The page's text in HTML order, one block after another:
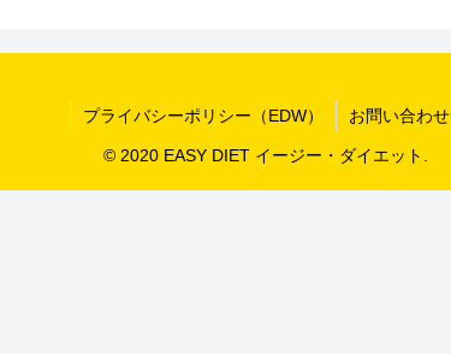
プライバシーポリシー（EDW） お問い合わせ
© 2020 EASY DIET イージー・ダイエット.